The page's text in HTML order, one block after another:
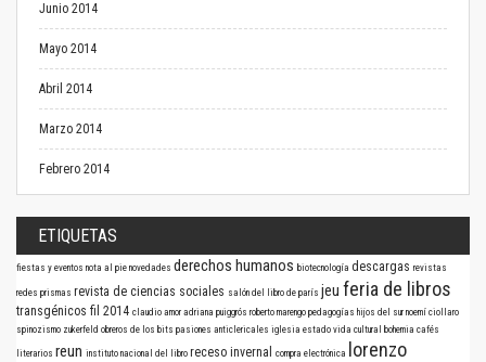
Junio 2014
Mayo 2014
Abril 2014
Marzo 2014
Febrero 2014
ETIQUETAS
fiestas y eventos nota al pie novedades derechos humanos biotecnología descargas revistas
redes prismas revista de ciencias sociales salón del libro de parís jeu feria de libros
transgénicos fil 2014 claudio amor adriana puiggrós roberto marengo pedagogías hijos del sur noemí ciollaro
spinozismo zukerfeld obreros de los bits pasiones anticlericales iglesia estado vida cultural bohemia cafés
literarios reun instituto nacional del libro receso invernal compra electrónica
lorenzo